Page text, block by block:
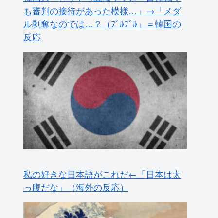
私の好きな日本語がこれだ←「日本は太
っ腹だな」（海外の反応）